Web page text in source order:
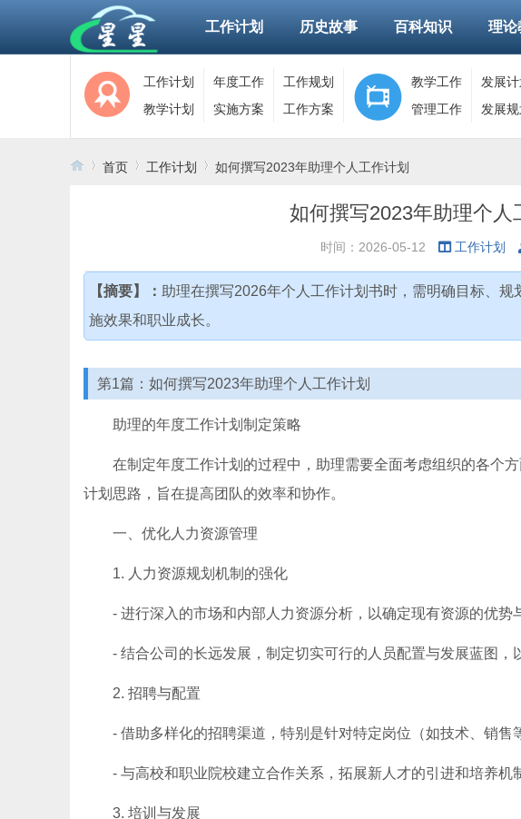
工作计划 历史故事 百科知识 理论
工作计划 年度工作
工作规划
教学计划
实施方案 工作方案
教学工作 发展计
管理工作
发展规
首页 工作计划 如何撰写2023年助理个人工作计划
如何撰写2023年助理个人
时间：2026-05-12 工作计划
【摘要】： 助理在撰写2026年个人工作计划书时，需明确目标、
施效果和职业成长。
第1篇：如何撰写2023年助理个人工作计划
助理的年度工作计划制定策略
在制定年度工作计划的过程中，助理需要全面考虑组织的各个
计划思路，旨在提高团队的效率和协作。
一、优化人力资源管理
1. 人力资源规划机制的强化
- 进行深入的市场和内部人力资源分析，以确定现有资源的优势
- 结合公司的长远发展，制定切实可行的人员配置与发展蓝图，
2. 招聘与配置
- 借助多样化的招聘渠道，特别是针对特定岗位（如技术、销售
- 与高校和职业院校建立合作关系，拓展新人才的引进和培养机
3. 培训与发展